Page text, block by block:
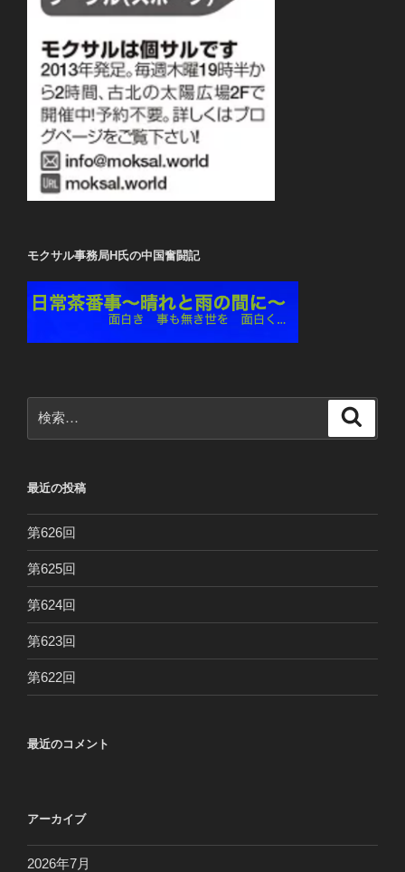
モクサル事務局H氏の中国奮闘記
索:
最近の投稿
第626回
第625回
第624回
第623回
第622回
最近のコメント
アーカイブ
2026年7月